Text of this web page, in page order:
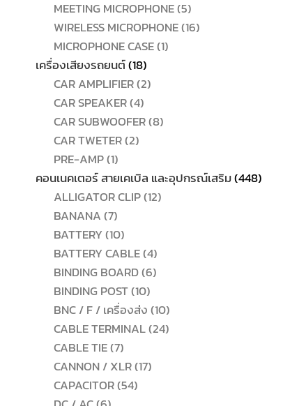
สินค้า
MEETING MICROPHONE 55
สินค้า
WIRELESS MICROPHONE 1616
MICROPHONE CASE 11
เครื่องเสียงรถยนต์ 1818
สินค้า
CAR AMPLIFIER 22
CAR SPEAKER 44
สินค้า
CAR SUBWOOFER 88
CAR TWETER 22
PRE-AMP 11
สินค้า
คอนเนคเตอร์ สายเคเบิล และอุปกรณ์เสริม 448448
ALLIGATOR CLIP 1212
BANANA 77
สินค้า
BATTERY 1010
สินค้า
BATTERY CABLE 44
สินค้า
BINDING BOARD 66
BINDING POST 1010
สินค้า
BNC / F / เครื่องส่ง 1010
สินค้า
CABLE TERMINAL 2424
CABLE TIE 77
สินค้า
CANNON / XLR 1717
CAPACITOR 5454